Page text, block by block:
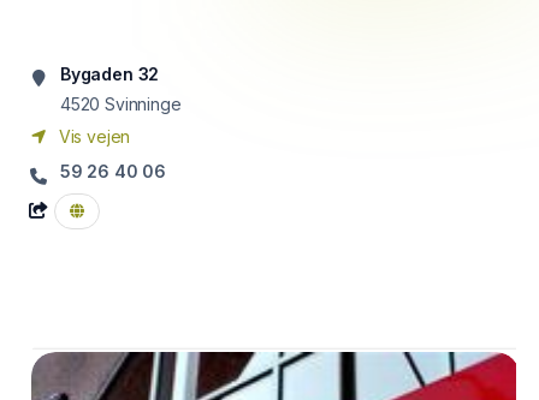
Bygaden 32
4520 Svinninge
Vis vejen
59 26 40 06